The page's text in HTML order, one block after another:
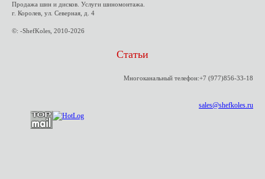
Продажа шин и дисков. Услуги шиномонтажа.
г. Королев, ул. Северная, д. 4
©: -ShefKoles, 2010-2026
Статьи
Многоканальный телефон:+7 (977)856-33-18
sales@shefkoles.ru